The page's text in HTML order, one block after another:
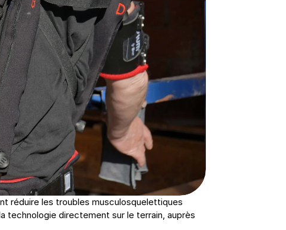
réduire les troubles musculosquelettiques
technologie directement sur le terrain, auprès